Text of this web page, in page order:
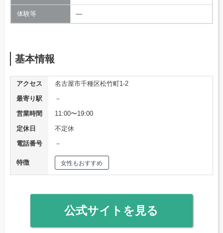
体験等 ―
基本情報
アクセス
名古屋市千種区松竹町1-2
最寄り駅
－
営業時間
11:00〜19:00
定休日
不定休
電話番号
－
特徴 女性もおすすめ
公式サイトを見る